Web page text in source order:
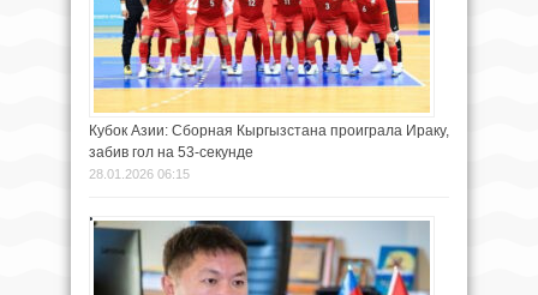
Кубок Азии: Сборная Кыргызстана проиграла Ираку,
забив гол на 53-секунде
28.01.2026 06:15